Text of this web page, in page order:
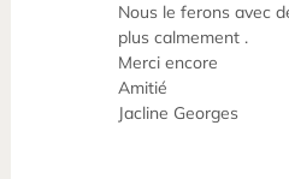
Nous le ferons avec
plus calmement .
Merci encore
Amitié
Jacline Georges